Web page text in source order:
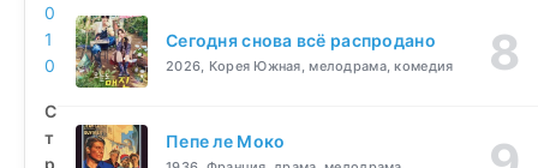
0
1
0
С
т
р
Сегодня снова всё распродано
2026, Корея Южная, мелодрама, комедия
Пепе ле Моко